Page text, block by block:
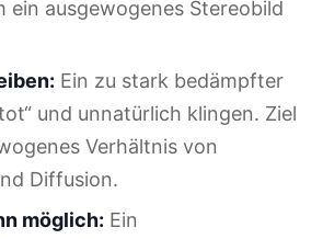
ein ausgewogenes Stereobild
Ein zu stark bedämpfter
und unnatürlich klingen. Ziel
Verhältnis von
Diffusion.
möglich: Ein